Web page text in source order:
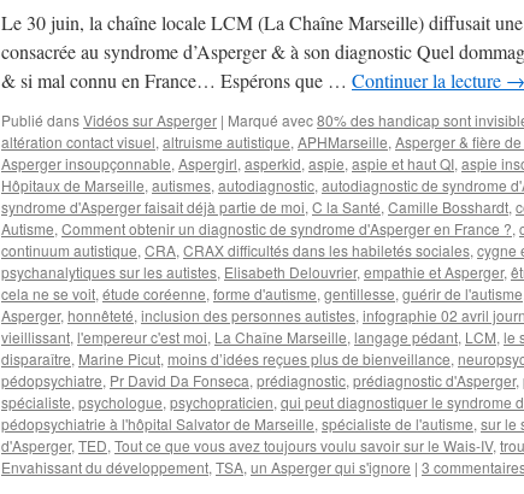
Le 30 juin, la chaîne locale LCM (La Chaîne Marseille) diffusait une
consacrée au syndrome d’Asperger & à son diagnostic Quel
& si mal connu en France… Espérons que … Continuer la lecture →
Publié dansVidéos sur Asperger | Marqué avec80% des handicap sont
altération contact visuel, altruisme autistique, APHMarseille, Asperger & fière
Asperger insoupçonnable, Aspergirl, asperkid, aspie, aspie et haut QI, aspie
Hôpitaux de Marseille, autismes, autodiagnostic, autodiagnostic de syndrome
syndrome d'Asperger faisait déjà partie de moi, C la Santé, Camille Bosshardt,
Autisme, Comment obtenir un diagnostic de syndrome d'Asperger en France ?,
continuum autistique, CRA, CRAX difficultés dans les habiletés sociales, cygne
psychanalytiques sur les autistes, Elisabeth Delouvrier, empathie et Asperger,
cela ne se voit, étude coréenne, forme d'autisme, gentillesse, guérir de l'autisme
Asperger, honnêteté, inclusion des personnes autistes, infographie 02 avril
vieillissant, l'empereur c'est moi, La Chaîne Marseille, langage pédant, LCM, le
disparaître, Marine Picut, moins d’idées reçues plus de bienveillance,
pédopsychiatre, Pr David Da Fonseca, prédiagnostic, prédiagnostic d'Asperger,
spécialiste, psychologue, psychopraticien, qui peut diagnostiquer le syndrome
pédopsychiatrie à l'hôpital Salvator de Marseille, spécialiste de l'autisme, sur le
d'Asperger, TED, Tout ce que vous avez toujours voulu savoir sur le Wais-IV,
Envahissant du développement, TSA, un Asperger qui s'ignore | 3